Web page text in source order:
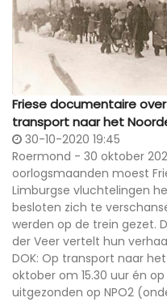
Friese documentaire
transport naar het
30-10-2020 19:45
Roermond - 30 oktober
oorlogsmaanden moest
Limburgse vluchtelingen
besloten zich te
werden op de trein gezet.
der Veer vertelt hun
DOK: Op transport naar
oktober om 15.30 uur én
uitgezonden op NPO2